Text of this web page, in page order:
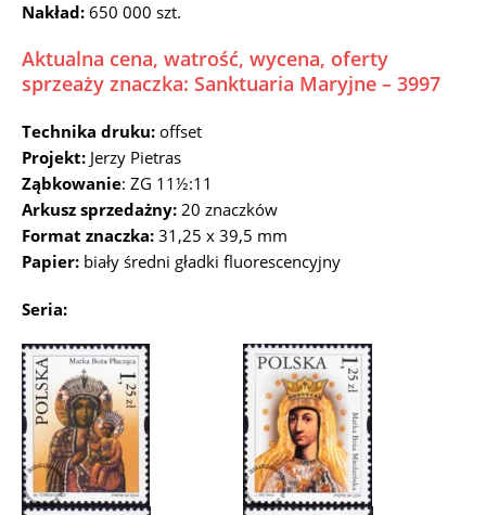
Nakład: 650 000 szt.
Aktualna cena, watrość, wycena, oferty
sprzeaży znaczka: Sanktuaria Maryjne – 3997
Technika druku: offset
Projekt: Jerzy Pietras
Ząbkowanie: ZG 11½:11
Arkusz sprzedażny: 20 znaczków
Format znaczka: 31,25 x 39,5 mm
Papier: biały średni gładki fluorescencyjny
Seria: